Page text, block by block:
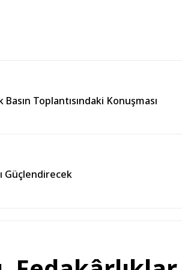
Toplantısındaki Konuşması
Güçlendirecek